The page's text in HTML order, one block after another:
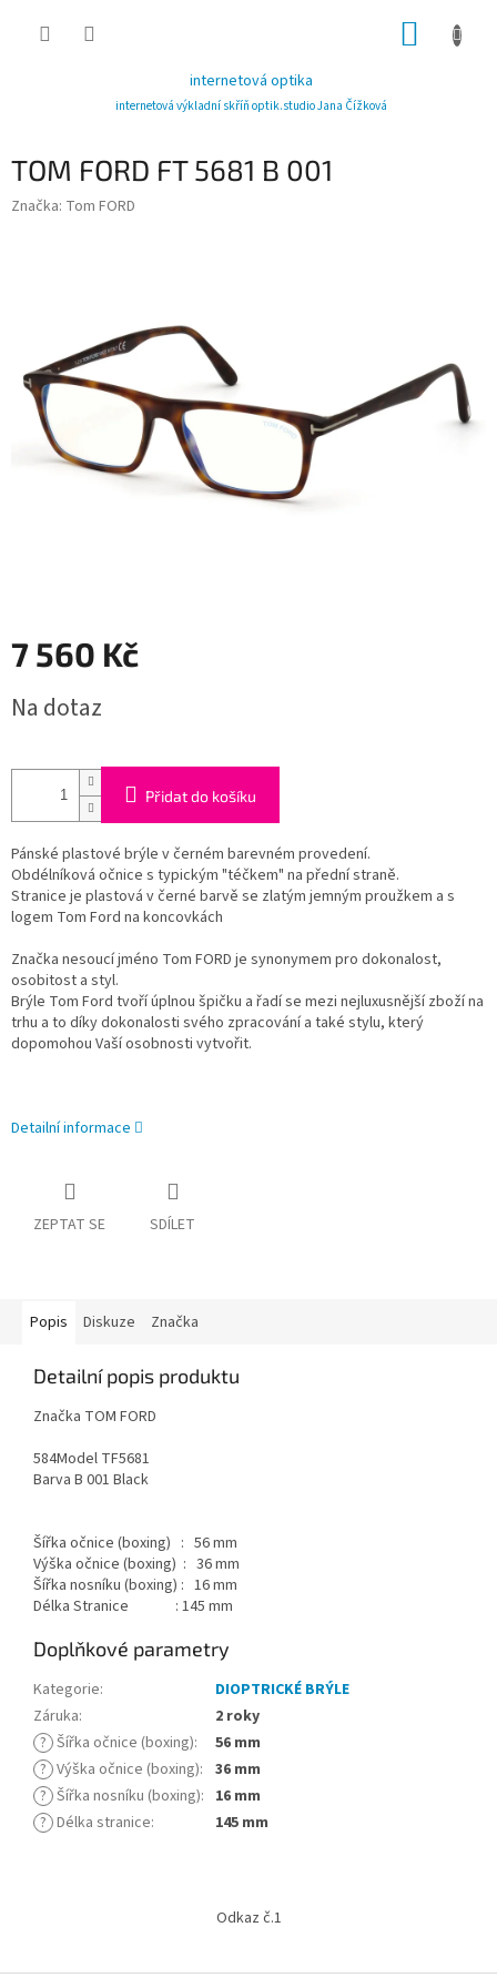
internetová optika
internetová výkladní skříň optik.studio Jana Čížková
TOM FORD FT 5681 B 001
Značka: Tom FORD
7 560 Kč
cena:
Na dotaz
Přidat do košíku
Pánské plastové brýle v černém barevném provedení.
Obdélníková očnice s typickým "téčkem" na přední straně.
Stranice je plastová v černé barvě se zlatým jemným proužkem a s
logem Tom Ford na koncovkách
Značka nesoucí jméno Tom FORD je synonymem pro dokonalost,
osobitost a styl.
Brýle Tom Ford tvoří úplnou špičku a řadí se mezi nejluxusnější zboží na
trhu a to díky dokonalosti svého zpracování a také stylu, který
dopomohou Vaší osobnosti vytvořit.
Detailní informace
ZEPTAT SE SDÍLET
Popis Diskuze Značka
Detailní popis produktu
Značka TOM FORD
584Model TF5681
Barva B 001 Black
Šířka očnice (boxing) : 56 mm
Výška očnice (boxing) : 36 mm
Šířka nosníku (boxing) : 16 mm
Délka Stranice : 145 mm
Doplňkové parametry
Kategorie:
DIOPTRICKÉ BRÝLE
Záruka:
2 roky
? Šířka očnice (boxing):
56 mm
? Výška očnice (boxing): 36 mm
? Šířka nosníku (boxing): 16 mm
? Délka stranice: 145 mm
Odkaz č.1